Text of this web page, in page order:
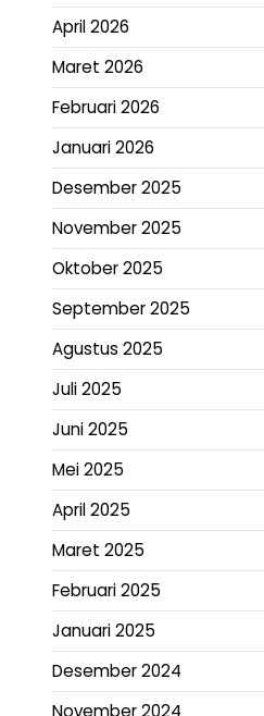
April 2026
Maret 2026
Februari 2026
Januari 2026
Desember 2025
November 2025
Oktober 2025
September 2025
Agustus 2025
Juli 2025
Juni 2025
Mei 2025
April 2025
Maret 2025
Februari 2025
Januari 2025
Desember 2024
November 2024